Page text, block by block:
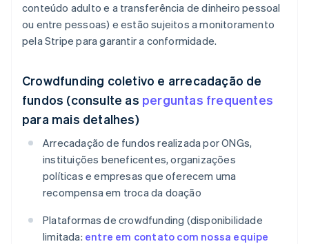
conteúdo adulto e a transferência de dinheiro pessoal
ou entre pessoas) e estão sujeitos a monitoramento
pela Stripe para garantir a conformidade.
Crowdfunding coletivo e arrecadação de
fundos (consulte as perguntas frequentes
para mais detalhes)
Arrecadação de fundos realizada por ONGs,
instituições beneficentes, organizações
políticas e empresas que oferecem uma
recompensa em troca da doação
Plataformas de crowdfunding (disponibilidade
limitada: entre em contato com nossa equipe